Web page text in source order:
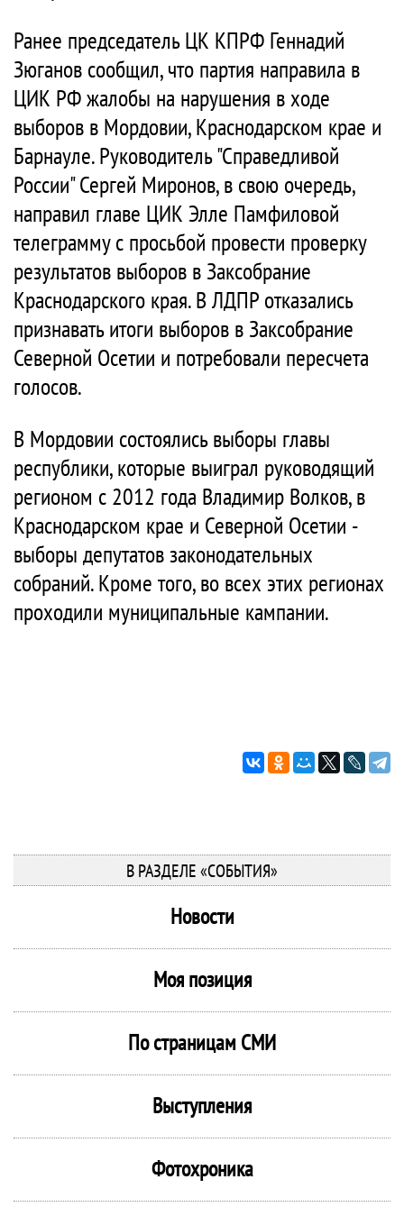
Ранее председатель ЦК КПРФ Геннадий
Зюганов сообщил, что партия направила в
ЦИК РФ жалобы на нарушения в ходе
выборов в Мордовии, Краснодарском крае и
Барнауле. Руководитель "Справедливой
России" Сергей Миронов, в свою очередь,
направил главе ЦИК Элле Памфиловой
телеграмму с просьбой провести проверку
результатов выборов в Заксобрание
Краснодарского края. В ЛДПР отказались
признавать итоги выборов в Заксобрание
Северной Осетии и потребовали пересчета
голосов.
В Мордовии состоялись выборы главы
республики, которые выиграл руководящий
регионом с 2012 года Владимир Волков, в
Краснодарском крае и Северной Осетии -
выборы депутатов законодательных
собраний. Кроме того, во всех этих регионах
проходили муниципальные кампании.
В РАЗДЕЛЕ «СОБЫТИЯ»
Новости
Моя позиция
По страницам СМИ
Выступления
Фотохроника